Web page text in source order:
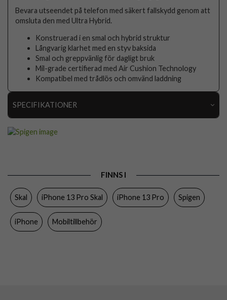
Bevara utseendet på telefon med säkert fallskydd genom att
omsluta den med Ultra Hybrid.
Konstruerad i en smal och hybrid struktur
Långvarig klarhet med en styv baksida
Smal och greppvänlig för dagligt bruk
Mil-grade certifierad med Air Cushion Technology
Kompatibel med trådlös och omvänd laddning
SPECIFIKATIONER
Trådlös laddning-kompatibel
Färg Genomskinlig, Roseguld
Material
Varumärke
FINNS I
Skal iPhone 13 Pro Skal iPhone 13 Pro Spigen
iPhone Mobiltillbehör